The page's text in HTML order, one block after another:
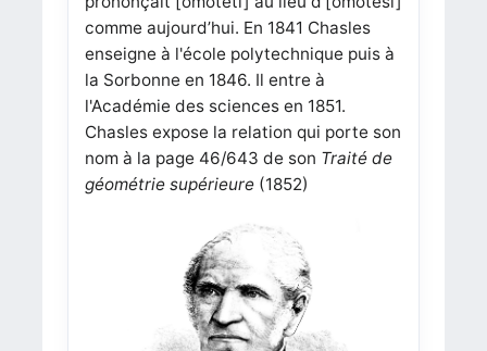
comme aujourd’hui. En 1841 Chasles
enseigne à l'école polytechnique puis à
la Sorbonne en 1846. Il entre à
l'Académie des sciences en 1851.
Chasles expose la relation qui porte son
nom à la page 46/643 de son Traité de
géométrie supérieure(1852)